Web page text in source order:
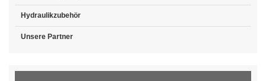
Hydraulikzubehör
Unsere Partner